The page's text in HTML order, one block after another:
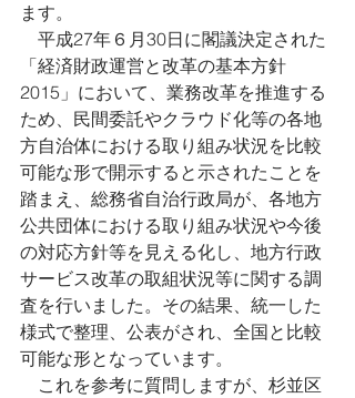
ます。
平成27年６月30日に閣議決定された
「経済財政運営と改革の基本方針
2015」において、業務改革を推進する
ため、民間委託やクラウド化等の各地
方自治体における取り組み状況を比較
可能な形で開示すると示されたことを
踏まえ、総務省自治行政局が、各地方
公共団体における取り組み状況や今後
の対応方針等を見える化し、地方行政
サービス改革の取組状況等に関する調
査を行いました。その結果、統一した
様式で整理、公表がされ、全国と比較
可能な形となっています。
これを参考に質問しますが、杉並区